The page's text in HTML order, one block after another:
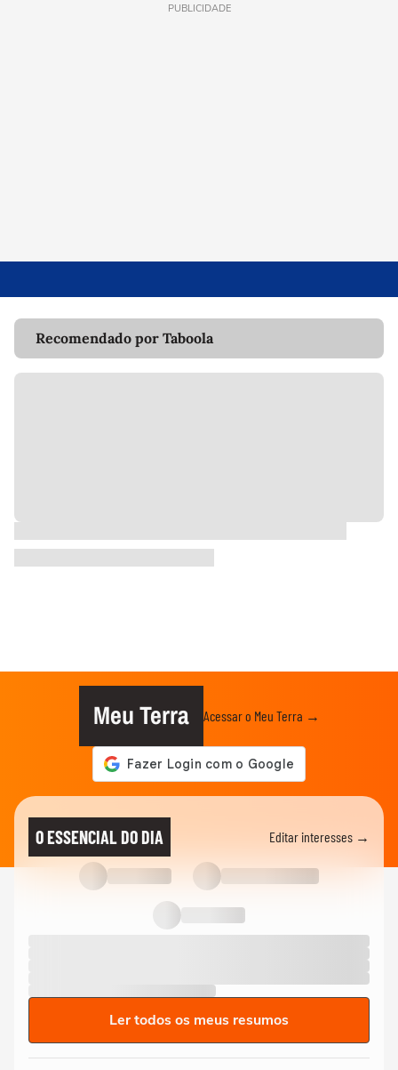
PUBLICIDADE
Recomendado por Taboola
Meu Terra Acessar o Meu Terra →
O ESSENCIAL DO DIA Editar interesses →
Ler todos os meus resumos